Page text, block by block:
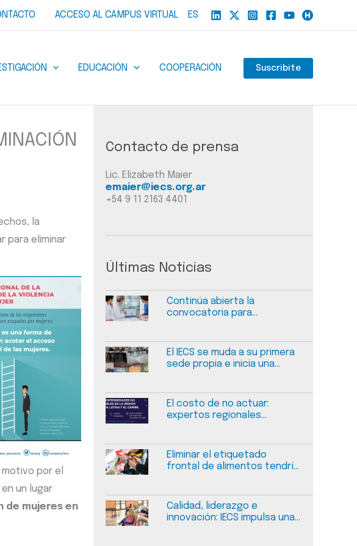
ACCESO AL CAMPUS VIRTUAL ES
EDUCACIÓN COOPERACIÓN Suscribite
la
para eliminar
motivo por el
un lugar
de mujeres en
Contacto de prensa
Lic. Elizabeth Maier
emaier@iecs.org.ar
+54 9 11 2163 4401
Últimas Noticias
Continúa abierta la
convocatoria para
seguridad en salud
El IECS se muda a su primera
sede propia e inicia una
El costo de no actuar:
expertos regionales
de las enfermedades no
transmisibles
Eliminar el etiquetado
frontal de alimentos tendría
en Argentina
Calidad, liderazgo e
innovación: IECS impulsa una